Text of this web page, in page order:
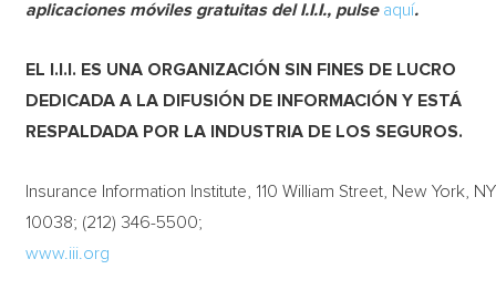
aplicaciones móviles gratuitas del I.I.I., pulse aquí.
EL I.I.I. ES UNA ORGANIZACIÓN SIN FINES DE LUCRO
DEDICADA A LA DIFUSIÓN DE INFORMACIÓN Y ESTÁ
RESPALDADA POR LA INDUSTRIA DE LOS SEGUROS.
Insurance Information Institute, 110 William Street, New York, NY
10038; (212) 346-5500;
www.iii.org